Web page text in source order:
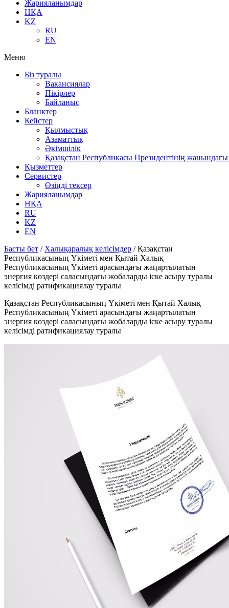
Жарияланымдар
НҚА
KZ
RU
EN
Меню
Біз туралы
Вакансиялар
Пікірлер
Байланыс
Бланктер
Кейстер
Қылмыстық
Азаматтық
Әкімшілік
Қазақстан Республикасы Президентінің
Қызметтер
Сервистер
Өзіңді тексер
Жарияланымдар
НҚА
RU
KZ
EN
Басты бет / Халықаралық келісімдер /Қазақстан
Республикасының Үкіметі мен Қытай Халық
Республикасының Үкіметі арасындағы жаңартылатын
энергия көздері саласындағы жобаларды іске асыру туралы
келісімді ратификациялау туралы
Қазақстан Республикасының Үкіметі мен Қытай Халық
Республикасының Үкіметі арасындағы жаңартылатын
энергия көздері саласындағы жобаларды іске асыру туралы
келісімді ратификациялау туралы